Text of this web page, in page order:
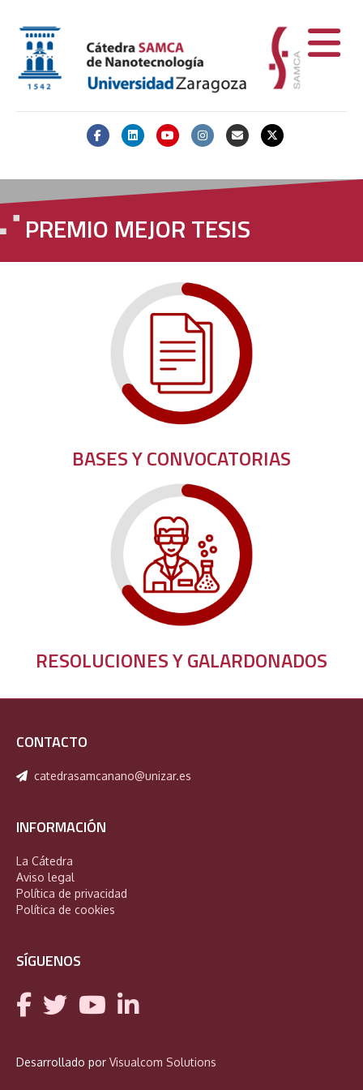
FacebookLinkedinYoutubeInstagramEmail X-twitter
PREMIO MEJOR TESIS
BASES Y CONVOCATORIAS
RESOLUCIONES Y GALARDONADOS
CONTACTO
catedrasamcanano@unizar.es
INFORMACIÓN
La Cátedra
Aviso legal
Política de privacidad
Política de cookies
SÍGUENOS
Desarrollado por Visualcom Solutions